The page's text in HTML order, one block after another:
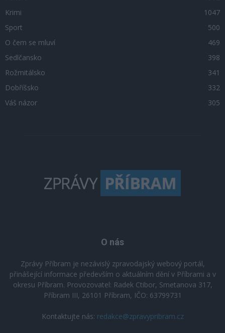
Krimi
1047
Sport
500
O čem se mluví
469
Sedlčansko
398
Rožmitálsko
341
Dobříšsko
332
Váš názor
305
O nás
Zprávy Příbram je nezávislý zpravodajský webový portál,
přinášející informace především o aktuálním dění v Příbrami a v
okresu Příbram. Provozovatel: Radek Ctibor, Smetanova 317,
Příbram III, 26101 Příbram, IČO: 63799731
Kontaktujte nás: redakce@zpravypribram.cz